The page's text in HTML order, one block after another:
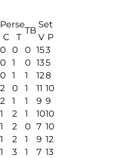
Perse
TB
Set
C T V P
0 0 0 153
0 1 0 135
0 1 1 128
2 0 1 11 10
2 1 1 9 9
1 2 1 1010
1 2 0 7 10
1 2 1 9 12
1 3 1 7 13